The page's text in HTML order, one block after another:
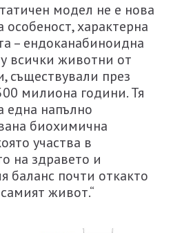
модел не е нова
характерна
– ендоканабиноидна
всички животни от
съществували през
милиона години. Тя
една напълно
биохимична
участва в
на здравето и
баланс почти откакто
живот.“